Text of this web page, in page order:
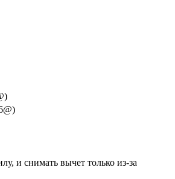
и снимать вычет только из-за